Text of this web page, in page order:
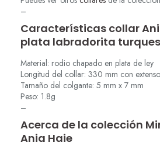
–
Características collar
plata labradorita
Material: rodio chapado en plata de ley
Longitud del collar: 330 mm con
Tamaño del colgante: 5 mm x 7 mm
Peso: 1.8g
–
Acerca de la colección
Ania Haie